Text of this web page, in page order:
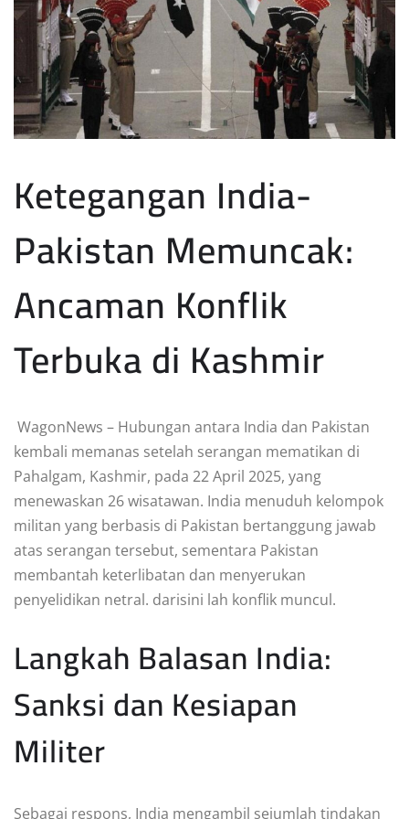
Ketegangan India-
Pakistan Memuncak:
Ancaman Konflik
Terbuka di Kashmir
WagonNews – Hubungan antara India dan Pakistan
kembali memanas setelah serangan mematikan di
Pahalgam, Kashmir, pada 22 April 2025, yang
menewaskan 26 wisatawan. India menuduh kelompok
militan yang berbasis di Pakistan bertanggung jawab
atas serangan tersebut, sementara Pakistan
membantah keterlibatan dan menyerukan
penyelidikan netral. darisini lah konflik muncul.
Langkah Balasan India:
Sanksi dan Kesiapan
Militer
Sebagai respons, India mengambil sejumlah tindakan